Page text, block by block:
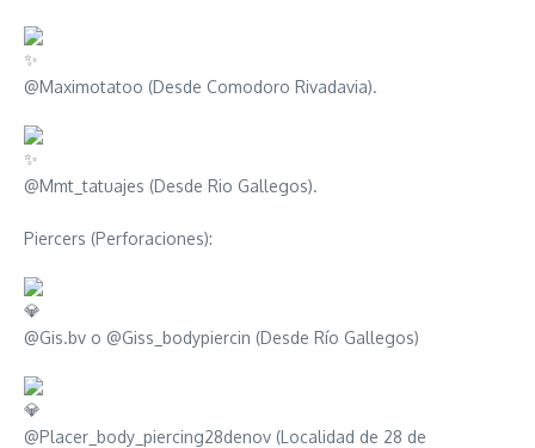
@Maximotatoo (Desde Comodoro Rivadavia).
@Mmt_tatuajes (Desde Rio Gallegos).
Piercers (Perforaciones):
@Gis.bv o @Giss_bodypiercin (Desde Río Gallegos)
@Placer_body_piercing28denov (Localidad de 28 de